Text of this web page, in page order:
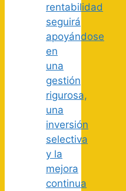
rentabilidad
seguirá
apoyándose
en
una
gestión
rigurosa,
una
inversión
selectiva
y la
mejora
continua